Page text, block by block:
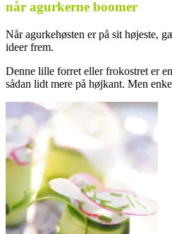
når agurkerne boomer
Når agurkehøsten er på sit højeste,
ideer frem.
Denne lille forret eller frokostret er
sådan lidt mere på højkant. Men